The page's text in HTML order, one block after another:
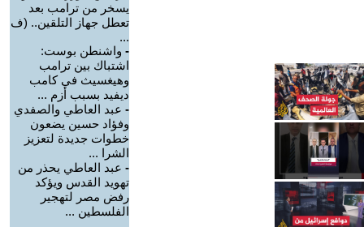
يسخر من ترامب بعد
تعطل جهاز التلقين.. (ف
...
- واشنطن بوست:
اشتباك بين ترامب
وهيغسيث في كامب
ديفيد بسبب أزم ...
- عبد العاطي والصفدي
وفؤاد حسين يضعون
خطوات جديدة لتعزيز
الشرا ...
- عبد العاطي يحذر من
تهويد القدس ويؤكد
رفض مصر لتهجير
الفلسطين ...